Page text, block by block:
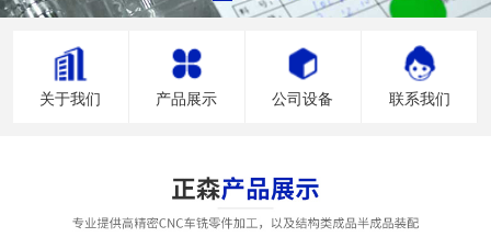
关于我们 产品展示 公司设备 联系我们